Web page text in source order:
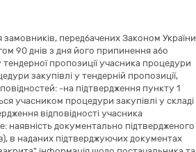
передбачених Законом України
90 днів з дня його припинення або
пропозиції учасника процедури
закупівлі у тендерній пропозиції,
-на підтвердження пункту 1
учасником процедури закупівлі у складі
відповідності учасника
наявність документально підтвердженого
в наданих підтверджуючих документах